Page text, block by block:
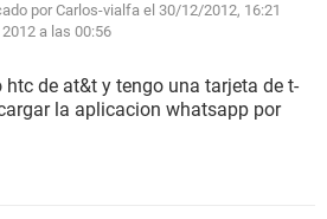
por Carlos-vialfa el 30/12/2012, 16:21
a las 00:56
de at&t y tengo una tarjeta de t-
la aplicacion whatsapp por